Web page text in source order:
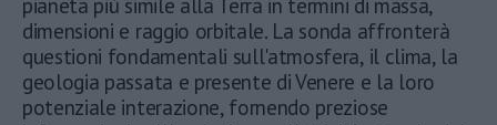
pianeta più simile alla Terra in termini di massa,
dimensioni e raggio orbitale. La sonda affronterà
questioni fondamentali sull'atmosfera, il clima, la
geologia passata e presente di Venere e la loro
potenziale interazione, fornendo preziose